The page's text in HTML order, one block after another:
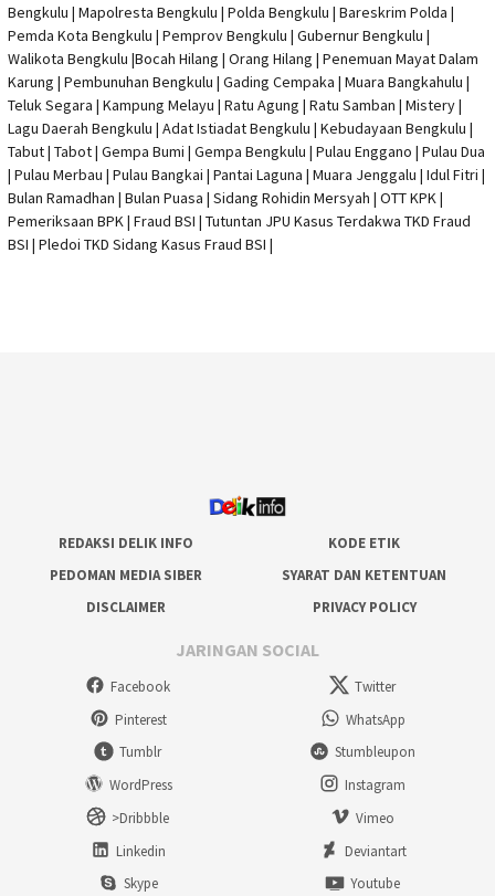
Bengkulu | Mapolresta Bengkulu | Polda Bengkulu | Bareskrim Polda |
Pemda Kota Bengkulu | Pemprov Bengkulu | Gubernur Bengkulu |
Walikota Bengkulu |Bocah Hilang | Orang Hilang | Penemuan Mayat Dalam
Karung | Pembunuhan Bengkulu | Gading Cempaka | Muara Bangkahulu |
Teluk Segara | Kampung Melayu | Ratu Agung | Ratu Samban | Mistery |
Lagu Daerah Bengkulu | Adat Istiadat Bengkulu | Kebudayaan Bengkulu |
Tabut | Tabot | Gempa Bumi | Gempa Bengkulu | Pulau Enggano | Pulau Dua
| Pulau Merbau | Pulau Bangkai | Pantai Laguna | Muara Jenggalu | Idul Fitri |
Bulan Ramadhan | Bulan Puasa | Sidang Rohidin Mersyah | OTT KPK|
Pemeriksaan BPK | Fraud BSI | Tutuntan JPU Kasus Terdakwa TKD Fraud
BSI | Pledoi TKD Sidang Kasus Fraud BSI |
REDAKSI DELIK INFO
KODE ETIK
PEDOMAN MEDIA SIBER
SYARAT DAN KETENTUAN
DISCLAIMER
PRIVACY POLICY
JARINGAN SOCIAL
Facebook
Twitter
Pinterest
WhatsApp
Tumblr
Stumbleupon
WordPress
Instagram
>Dribbble
Vimeo
Linkedin
Deviantart
Skype
Youtube